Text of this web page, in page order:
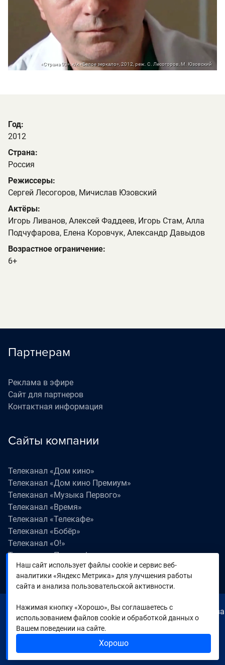
«Страна 03», к/к «Белое зеркало», 2012, реж. С. Лесогоров, М. Юзовский
Год:
2012
Страна:
Россия
Режиссеры:
Сергей Лесогоров, Мичислав Юзовский
Актёры:
Игорь Ливанов, Алексей Фаддеев, Игорь Стам, Алла
Подчуфарова, Елена Коровчук, Александр Давыдов
Возрастное ограничение:
6+
Партнерам
Реклама в эфире
Сайт для партнеров
Контактная информация
Сайты компании
Телеканал «Дом кино»
Телеканал «Дом кино Премиум»
Телеканал «Музыка Первого»
Телеканал «Время»
Телеканал «Телекафе»
Телеканал «Бобёр»
Телеканал «О!»
Телеканал «Поехали!»
Телеканал «Победа»
Телеканал «Лапки LIVE»
© 2000—2026. Редакция телеканала «Время». Все права
на любые материалы, опубликованные на сайте,
защищены. Любое использование материалов
возможно только с согласия Редакции телеканала.
Наш сайт использует файлы cookie и сервис веб-
аналитики «Яндекс Метрика» для улучшения работы
сайта и анализа пользовательской активности.
Нажимая кнопку «Хорошо», Вы соглашаетесь с
использованием файлов cookie и обработкой данных о
Вашем поведении на сайте.
Хорошо